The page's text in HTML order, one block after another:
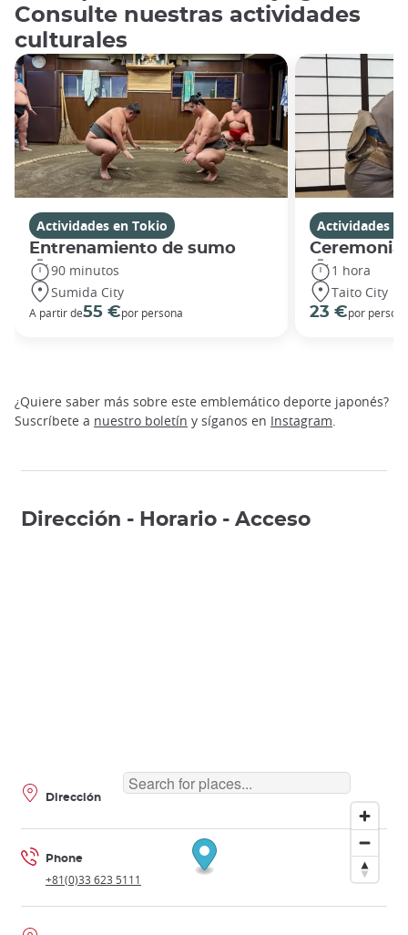
Consulte nuestras actividades
culturales
Actividades en Tokio
Entrenamiento de sumo
90 minutos
Sumida City
A partir de55 €por persona
Actividades
Ceremonia
1 hora
Taito City
23 €por
¿Quiere saber más sobre este emblemático deporte japonés?
Suscríbete a nuestro boletín y síganos en Instagram.
Dirección - Horario - Acceso
Dirección
Phone
+81(0)33 623 5111